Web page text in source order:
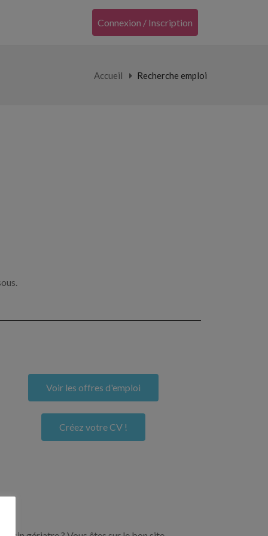
Connexion / Inscription
Accueil Recherche emploi
Voir les offres d'emploi
Créez votre CV !